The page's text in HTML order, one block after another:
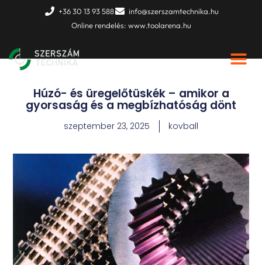
+36 30 13 93 588
info@szerszamtechnika.hu
Online rendelés: www.toolarena.hu
Húzó- és üregelőtüskék – amikor a
gyorsaság és a megbízhatóság dönt
szeptember 23, 2025 kovball